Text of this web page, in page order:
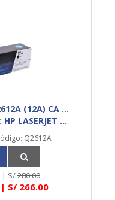
(12A) CA ...
LASERJET ...
Q2612A
| S/280.00
| S/ 266.00